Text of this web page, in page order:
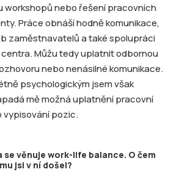
workshopů nebo řešení pracovních
Práce obnáší hodně komunikace,
zaměstnavatelů a také spolupráci
Můžu tedy uplatnit odbornou
nebo nenásilné komunikace.
psychologickým jsem však
mě možná uplatnění pracovní
vypisování pozic.
se věnuje work-life balance. O čem
jsi v ní došel?